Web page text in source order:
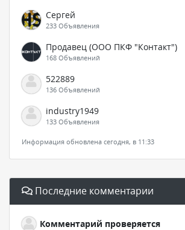
Сергей
233 Объявления
Продавец (ООО ПКФ "Контакт")
168 Объявлений
522889
136 Объявлений
industry1949
133 Объявления
Информация обновлена сегодня, в 11:33
Последние комментарии
Комментарий проверяется